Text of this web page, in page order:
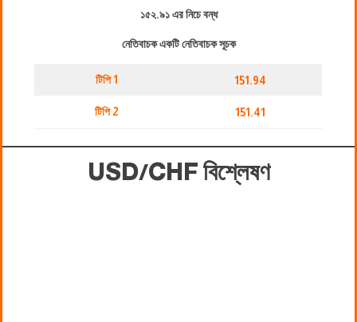
১৫২.৯১ এর নিচে বন্ধ
নেতিবাচক একটি নেতিবাচক সূচক
টিপি 1 151.94
টিপি 2 151.41
USD/CHF বিশ্লেষণ